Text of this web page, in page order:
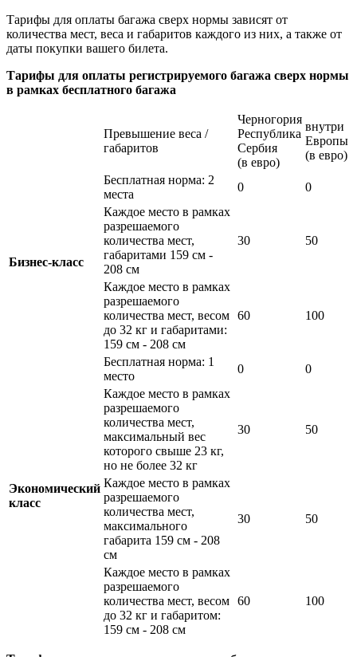
Тарифы для оплаты багажа сверх нормы зависят от
количества мест, веса и габаритов каждого из них, а также от
даты покупки вашего билета.
Тарифы для оплаты регистрируемого багажа сверх нормы
в рамках бесплатного багажа
Превышение веса /
габаритов
Черногория
Республика
Сербия
(в евро)
внутри
Европы
(в евро)
Бизнес-класс
Бесплатная норма: 2
места
0
0
Каждое место в рамках
разрешаемого
количества мест,
габаритами 159 cм -
208 cм
30 50
Каждое место в рамках
разрешаемого
количества мест, весом
до 32 кг и габаритами:
159 cм - 208 cм
60 100
Экономический
класс
Бесплатная норма: 1
место
0
0
Каждое место в рамках
разрешаемого
количества мест,
максимальный вес
которого свыше 23 кг,
но не более 32 кг
30 50
Каждое место в рамках
разрешаемого
количества мест,
максимального
габарита 159 cм - 208
cм
30 50
Каждое место в рамках
разрешаемого
количества мест, весом
до 32 кг и габаритом:
159 cм - 208 cм
60 100